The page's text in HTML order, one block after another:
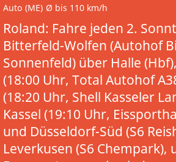
Auto (ME) Ø bis 110 km/h
Roland: Fahre jeden 2.
Bitterfeld-Wolfen (Autohof
Sonnenfeld) über Halle
(18:00 Uhr, Total Autohof
(18:20 Uhr, Shell Kasseler
Kassel (19:10 Uhr,
und Düsseldorf-Süd (S6
Leverkusen (S6 Chempark),